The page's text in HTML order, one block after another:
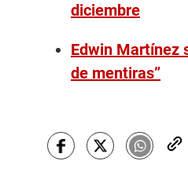
diciembre
Edwin Martínez
de mentiras”